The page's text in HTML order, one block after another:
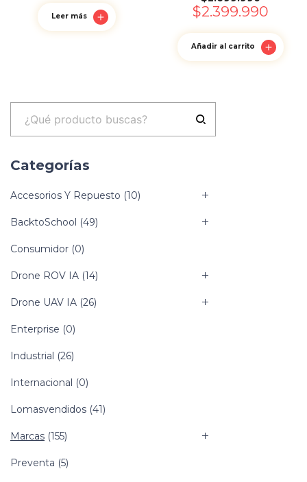
Leer más $2.399.990
Añadir al carrito
Categorías
Accesorios Y Repuesto (10)
BacktoSchool (49)
Consumidor (0)
Drone ROV IA (14)
Drone UAV IA (26)
Enterprise (0)
Industrial (26)
Internacional (0)
Lomasvendidos (41)
Marcas (155)
Preventa (5)